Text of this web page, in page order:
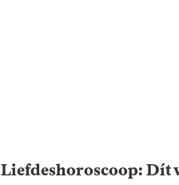
Liefdeshoroscoop: Dít